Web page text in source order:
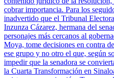
cobrar importancia. Para los
inadvertido que el Tribunal
Inzunza Cázarez, hermana del
personajes más cercanos al
Moya, tome decisiones en contra
ese grupo y no otro el que, según
impedir que la senadora se
la Cuarta Transformación en